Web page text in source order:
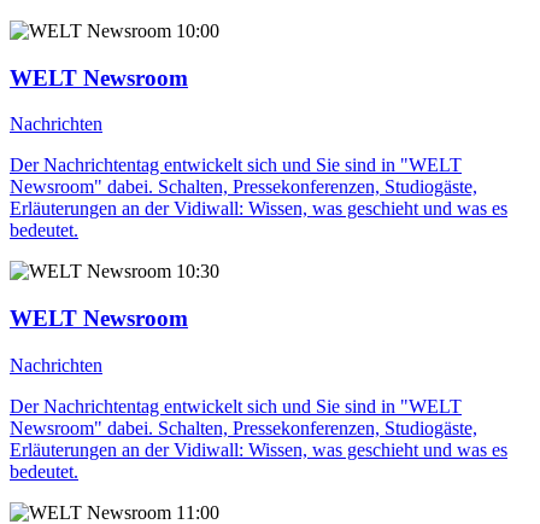
10:00
WELT Newsroom
Nachrichten
Der Nachrichtentag entwickelt sich und Sie sind in "WELT
Newsroom" dabei. Schalten, Pressekonferenzen, Studiogäste,
Erläuterungen an der Vidiwall: Wissen, was geschieht und was es
bedeutet.
10:30
WELT Newsroom
Nachrichten
Der Nachrichtentag entwickelt sich und Sie sind in "WELT
Newsroom" dabei. Schalten, Pressekonferenzen, Studiogäste,
Erläuterungen an der Vidiwall: Wissen, was geschieht und was es
bedeutet.
11:00